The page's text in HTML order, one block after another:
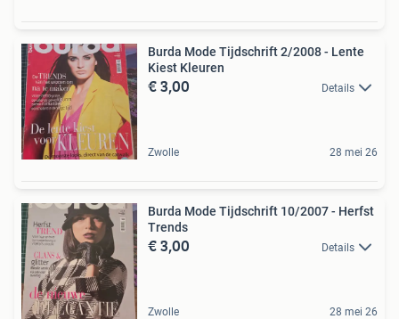
Burda Mode Tijdschrift 2/2008 - Lente
Kiest Kleuren
€ 3,00 Details
Zwolle 28 mei 26
Burda Mode Tijdschrift 10/2007 - Herfst
Trends
€ 3,00 Details
Zwolle 28 mei 26